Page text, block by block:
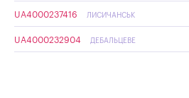
UA4000237416 ЛИСИЧАНСЬК
UA4000232904 ДЕБАЛЬЦЕВЕ